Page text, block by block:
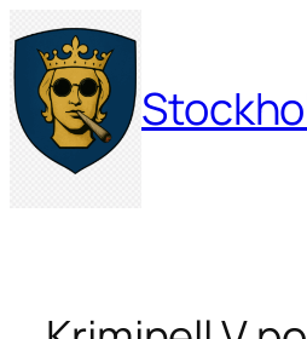
Hoppa
till
innehåll